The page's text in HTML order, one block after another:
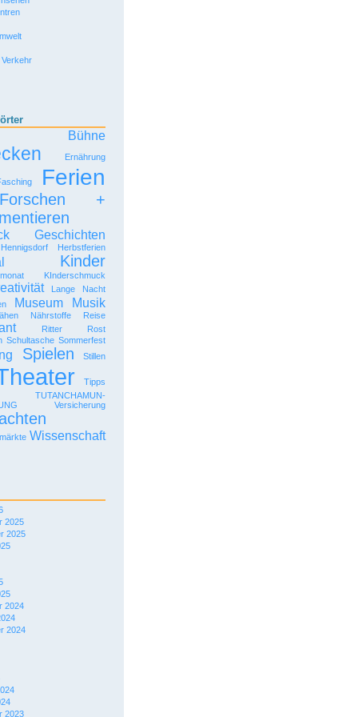
Bühne
Ernährung
Ferien
Forschen +
Geschichten
Hennigsdorf Herbstferien
Kinder
KInderschmuck
Lange Nacht
Museum Musik
Nährstoffe Reise
Ritter Rost
Schultasche Sommerfest
Spielen Stillen
Tipps
TUTANCHAMUN-
Versicherung
Wissenschaft
2025
2025
2024
2024
2023